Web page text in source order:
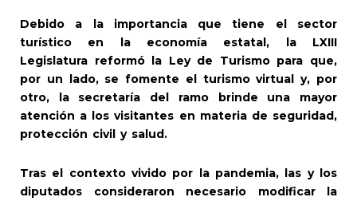
Debido a la importancia que tiene el sector
turístico en la economía estatal, la LXIII
Legislatura reformó la Ley de Turismo para que,
por un lado, se fomente el turismo virtual y, por
otro, la secretaría del ramo brinde una mayor
atención a los visitantes en materia de seguridad,
protección civil y salud.
Tras el contexto vivido por la pandemia, las y los
diputados consideraron necesario modificar la